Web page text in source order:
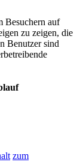
Besuchern auf
zu zeigen, die
Benutzer sind
zum